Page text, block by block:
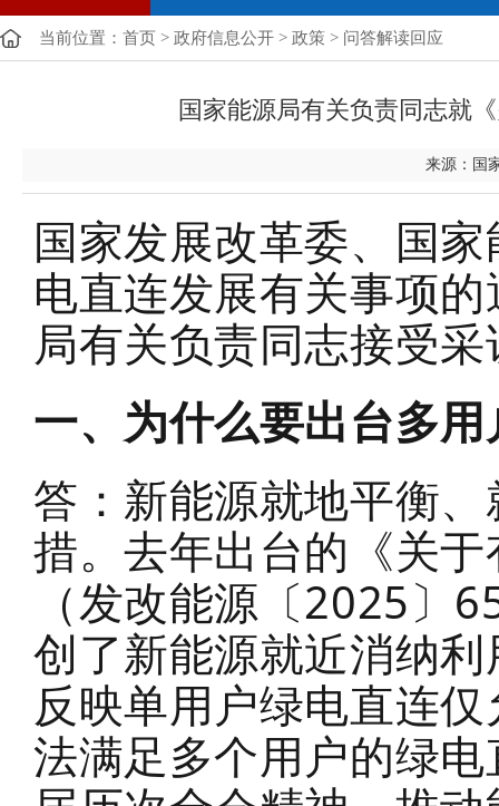
当前位置： 首页 > 政府信息公开 > 政策 > 问答解读回应
国家能源局有关负责同志就
来源：国
国家发展改革委、国
电直连发展有关事项
局有关负责同志接受
一、为什么要出台多
答：新能源就地平衡
措。去年出台的《关
（发改能源〔2025〕
创了新能源就近消纳
反映单用户绿电直连
法满足多个用户的绿